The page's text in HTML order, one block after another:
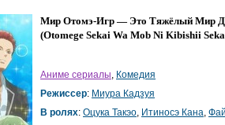
Мир Отомэ-Игр — Это Тяжёлый Мир
(Otomege Sekai Wa Mob Ni Kibishii
Аниме сериалы, Комедия
Режиссер: Миура Кадзуя
В ролях: Оцука Такэо, Итиносэ Кана,